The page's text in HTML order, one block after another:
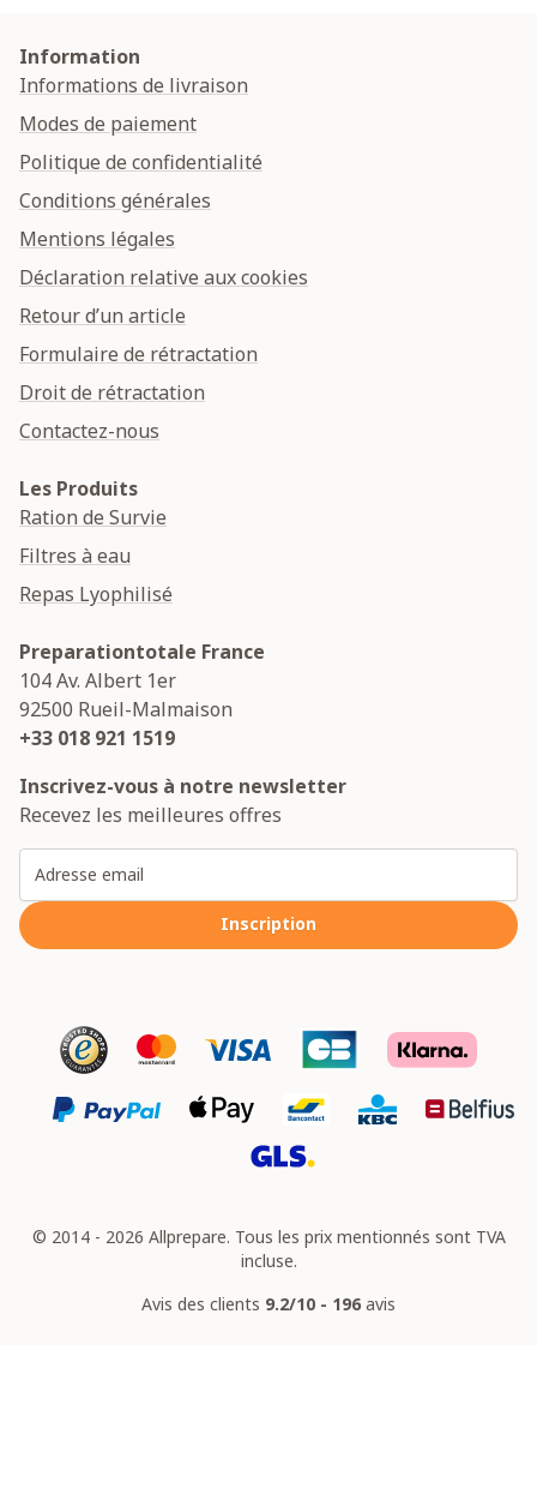
Information
Informations de livraison
Modes de paiement
Politique de confidentialité
Conditions générales
Mentions légales
Déclaration relative aux cookies
Retour d’un article
Formulaire de rétractation
Droit de rétractation
Contactez-nous
Les Produits
Ration de Survie
Filtres à eau
Repas Lyophilisé
Preparationtotale France
104 Av. Albert 1er
92500 Rueil-Malmaison
+33 018 921 1519
Inscrivez-vous à notre newsletter
Recevez les meilleures offres
Inscription
© 2014 - 2026 Allprepare. Tous les prix mentionnés sont TVA
incluse.
Avis des clients 9.2/10 - 196 avis